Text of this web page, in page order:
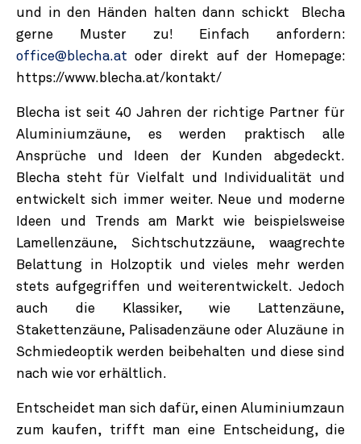
und in den Händen halten dann schickt Blecha
gerne Muster zu! Einfach anfordern:
office@blecha.at oder direkt auf der Homepage:
https://www.blecha.at/kontakt/
Blecha ist seit 40 Jahren der richtige Partner für
Aluminiumzäune, es werden praktisch alle
Ansprüche und Ideen der Kunden abgedeckt.
Blecha steht für Vielfalt und Individualität und
entwickelt sich immer weiter. Neue und moderne
Ideen und Trends am Markt wie beispielsweise
Lamellenzäune, Sichtschutzzäune, waagrechte
Belattung in Holzoptik und vieles mehr werden
stets aufgegriffen und weiterentwickelt. Jedoch
auch die Klassiker, wie Lattenzäune,
Stakettenzäune, Palisadenzäune oder Aluzäune in
Schmiedeoptik werden beibehalten und diese sind
nach wie vor erhältlich.
Entscheidet man sich dafür, einen Aluminiumzaun
zum kaufen, trifft man eine Entscheidung, die